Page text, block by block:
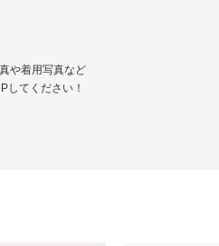
や着用写真など
してください！